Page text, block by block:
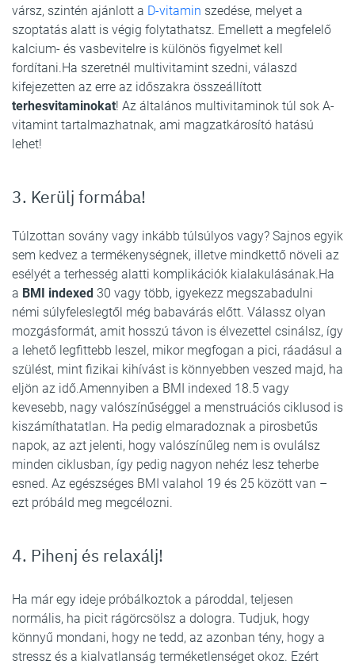
vársz, szintén ajánlott a D-vitamin szedése, melyet a
szoptatás alatt is végig folytathatsz. Emellett a megfelelő
kalcium- és vasbevitelre is különös figyelmet kell
fordítani.Ha szeretnél multivitamint szedni, válaszd
kifejezetten az erre az időszakra összeállított
terhesvitaminokat! Az általános multivitaminok túl sok A-
vitamint tartalmazhatnak, ami magzatkárosító hatású
lehet!
3. Kerülj formába!
Túlzottan sovány vagy inkább túlsúlyos vagy? Sajnos egyik
sem kedvez a termékenységnek, illetve mindkettő növeli az
esélyét a terhesség alatti komplikációk kialakulásának.Ha
a BMI indexed 30 vagy több, igyekezz megszabadulni
némi súlyfeleslegtől még babavárás előtt. Válassz olyan
mozgásformát, amit hosszú távon is élvezettel csinálsz, így
a lehető legfittebb leszel, mikor megfogan a pici, ráadásul a
szülést, mint fizikai kihívást is könnyebben veszed majd, ha
eljön az idő.Amennyiben a BMI indexed 18.5 vagy
kevesebb, nagy valószínűséggel a menstruációs ciklusod is
kiszámíthatatlan. Ha pedig elmaradoznak a pirosbetűs
napok, az azt jelenti, hogy valószínűleg nem is ovulálsz
minden ciklusban, így pedig nagyon nehéz lesz teherbe
esned. Az egészséges BMI valahol 19 és 25 között van –
ezt próbáld meg megcélozni.
4. Pihenj és relaxálj!
Ha már egy ideje próbálkoztok a pároddal, teljesen
normális, ha picit rágörcsölsz a dologra. Tudjuk, hogy
könnyű mondani, hogy ne tedd, az azonban tény, hogy a
stressz és a kialvatlanság terméketlenséget okoz. Ezért